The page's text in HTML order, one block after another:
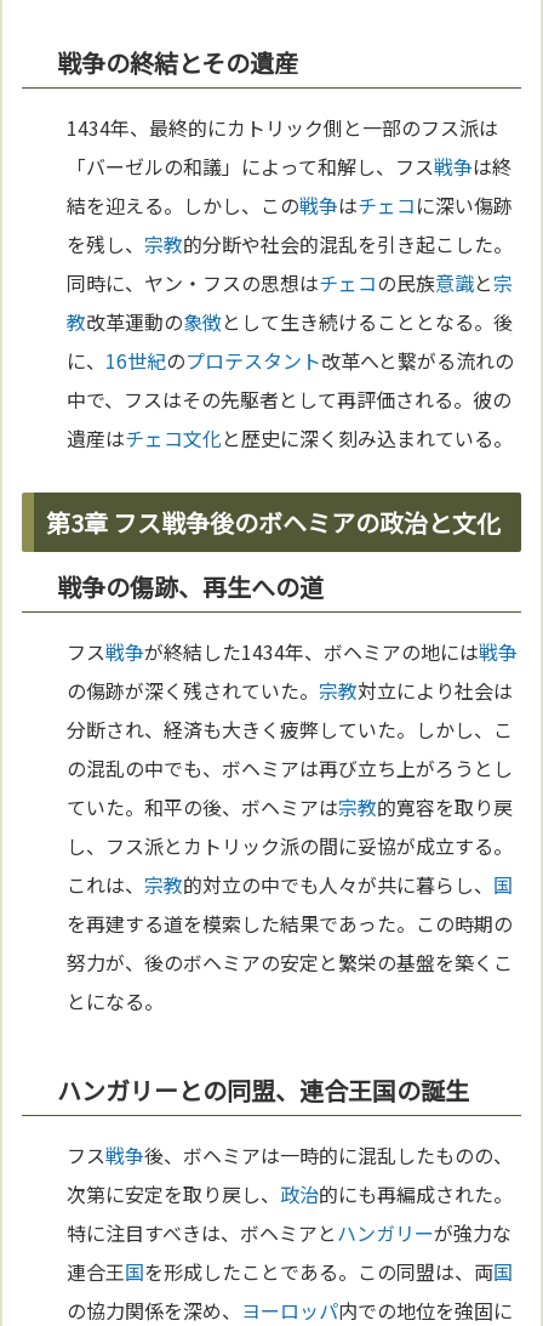
戦争の終結とその遺産
1434年、最終的にカトリック側と一部のフス派は
「バーゼルの和議」によって和解し、フス戦争は終
結を迎える。しかし、この戦争はチェコに深い傷跡
を残し、 宗教的分断や社会的混乱を引き起こした。
同時に、ヤン・フスの思想はチェコの民族意識と宗
教改革運動の象徴として生き続けることとなる。後
に、 16世紀のプロテスタント改革へと繋がる流れの
中で、フスはその先駆者として再評価される。彼の
遺産はチェコ文化と歴史に深く刻み込まれている。
第3章 フス戦争後のボヘミアの政治と文化
戦争の傷跡、再生への道
フス戦争が終結した1434年、ボヘミアの地には戦争
の傷跡が深く残されていた。 宗教対立により社会は
分断され、経済も大きく疲弊していた。しかし、こ
の混乱の中でも、ボヘミアは再び立ち上がろうとし
ていた。和平の後、ボヘミアは宗教的寛容を取り戻
し、フス派とカトリック派の間に妥協が成立する。
これは、 宗教的対立の中でも人々が共に暮らし、 国
を再建する道を模索した結果であった。この時期の
努力が、後のボヘミアの安定と繁栄の基盤を築くこ
とになる。
ハンガリーとの同盟、連合王国の誕生
フス戦争後、ボヘミアは一時的に混乱したものの、
次第に安定を取り戻し、 政治的にも再編成された。
特に注目すべきは、ボヘミアとハンガリーが強力な
連合王国を形成したことである。この同盟は、両国
の協力関係を深め、 ヨーロッパ内での地位を強固に